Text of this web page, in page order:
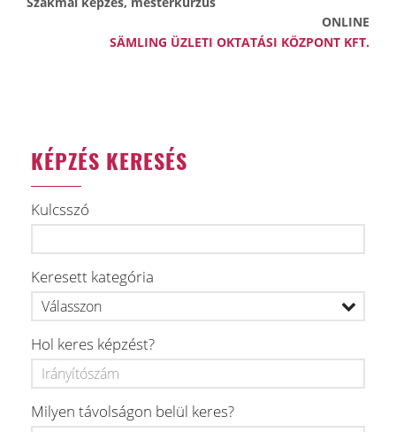
ONLINE
SÄMLING ÜZLETI OKTATÁSI KÖZPONT KFT.
KÉPZÉS KERESÉS
Kulcsszó
Keresett kategória
Hol keres képzést?
Milyen távolságon belül keres?